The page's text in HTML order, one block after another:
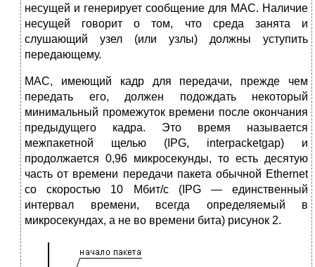
несущей и генерирует сообщение для MAC. Наличие
несущей говорит о том, что среда занята и
слушающий узел (или узлы) должны уступить
передающему.
MAC, имеющий кадр для передачи, прежде чем
передать его, должен подождать некоторый
минимальный промежуток времени после окончания
предыдущего кадра. Это время называется
межпакетной щелью (IPG, interpacketgap) и
продолжается 0,96 микросекунды, то есть десятую
часть от времени передачи пакета обычной Ethernet
со скоростью 10 Мбит/с (IPG — единственный
интервал времени, всегда определяемый в
микросекундах, а не во времени бита) рисунок 2.